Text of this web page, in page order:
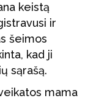
keistą
ir
šeimos
kad ji
sąrašą.
mama